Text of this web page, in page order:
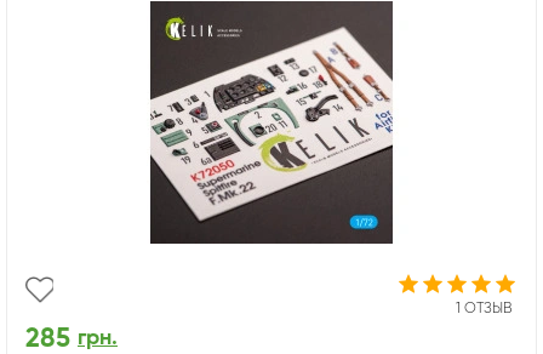
1 ОТЗЫВ
285 грн.